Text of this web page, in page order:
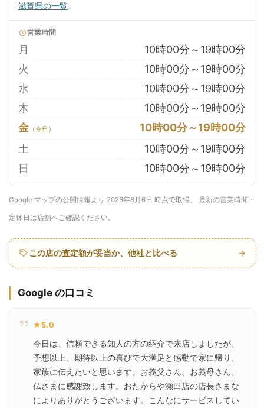
滋賀県の一覧
営業時間
月
10時00分～19時00分
火
10時00分～19時00分
水
10時00分～19時00分
木
10時00分～19時00分
金
10時00分～19時00分
土
10時00分～19時00分
日
10時00分～19時00分
Google マップの公開情報より 2026年8月6日 時点で取得。 最新の営業時間・
定休日は店舗へご確認ください。
この店の査定額が妥当か、他社と比べる →
Google の口コミ
★5.0
今日は、信頼できる知人の方の紹介で来店しましたが、
予想以上、期待以上の喜びで大満足と感動で家に帰り、
家族に伝えたいと思います。お義父さん、お義母さん、
仏さまに感謝致します。おたからや瀬田店の店長さまな
によりありがとうございます。こんなにサービスしてい